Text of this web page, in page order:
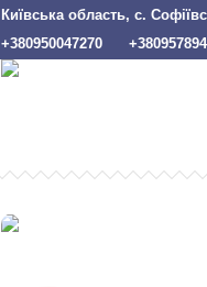
Київська область, с.
+380950047270